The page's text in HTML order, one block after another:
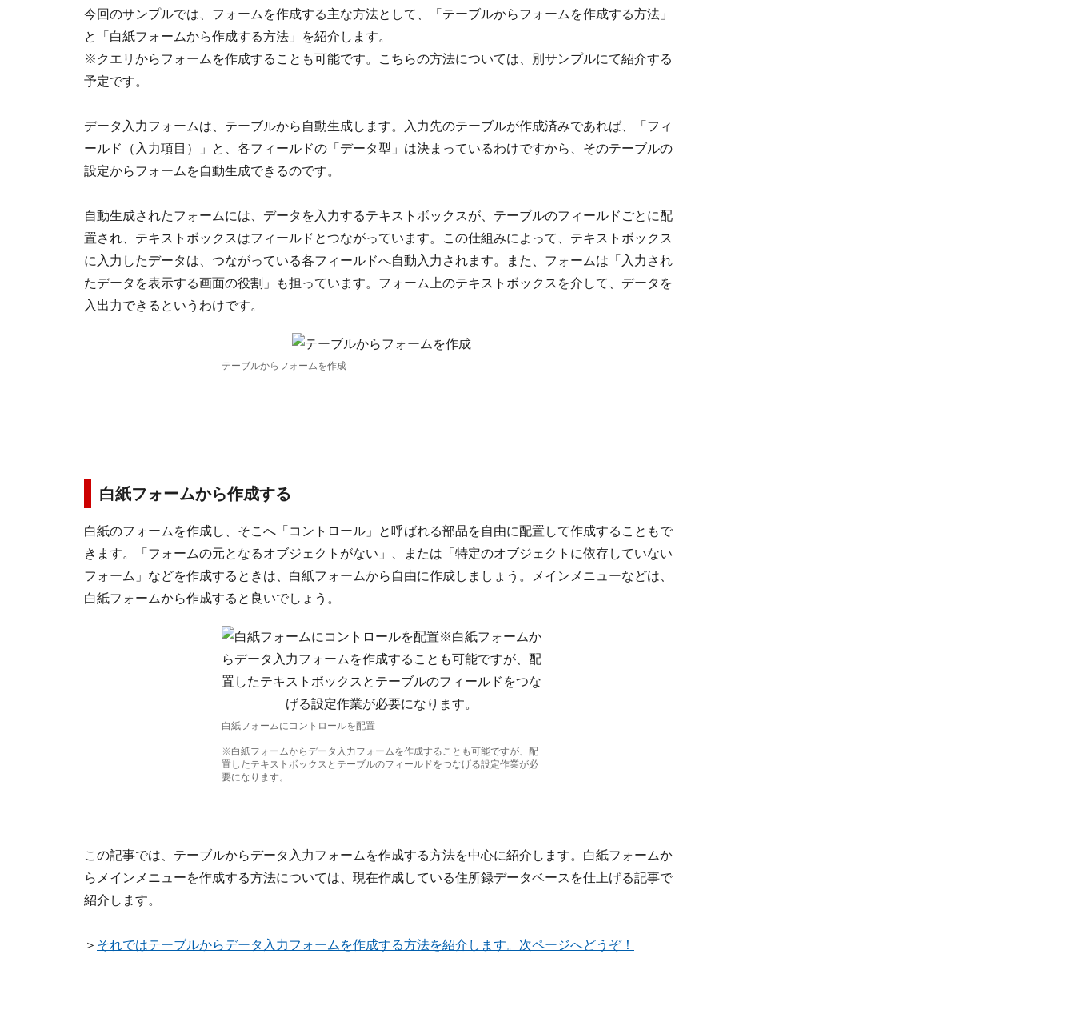
今回のサンプルでは、フォームを作成する主な方法として、「テーブルからフォームを作成する方法」
と「白紙フォームから作成する方法」を紹介します。
※クエリからフォームを作成することも可能です。こちらの方法については、別サンプルにて紹介する
予定です。
データ入力フォームは、テーブルから自動生成します。入力先のテーブルが作成済みであれば、「フィ
ールド（入力項目）」と、各フィールドの「データ型」は決まっているわけですから、そのテーブルの
設定からフォームを自動生成できるのです。
自動生成されたフォームには、データを入力するテキストボックスが、テーブルのフィールドごとに配
置され、テキストボックスはフィールドとつながっています。この仕組みによって、テキストボックス
に入力したデータは、つながっている各フィールドへ自動入力されます。また、フォームは「入力され
たデータを表示する画面の役割」も担っています。フォーム上のテキストボックスを介して、データを
入出力できるというわけです。
テーブルからフォームを作成
白紙フォームから作成する
白紙のフォームを作成し、そこへ「コントロール」と呼ばれる部品を自由に配置して作成することもで
きます。「フォームの元となるオブジェクトがない」、または「特定のオブジェクトに依存していない
フォーム」などを作成するときは、白紙フォームから自由に作成しましょう。メインメニューなどは、
白紙フォームから作成すると良いでしょう。
白紙フォームにコントロールを配置
※白紙フォームからデータ入力フォームを作成することも可能ですが、配
置したテキストボックスとテーブルのフィールドをつなげる設定作業が必
要になります。
この記事では、テーブルからデータ入力フォームを作成する方法を中心に紹介します。白紙フォームか
らメインメニューを作成する方法については、現在作成している住所録データベースを仕上げる記事で
紹介します。
＞ それではテーブルからデータ入力フォームを作成する方法を紹介します。次ページへどうぞ！